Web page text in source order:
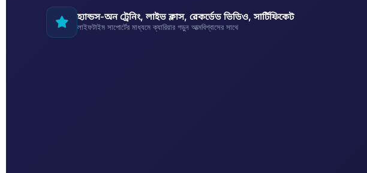
হ্যান্ডস-অন ট্রেনিং, লাইভ ক্লাস, রেকর্ডেড ভিডিও, সার্টিফিকেট
লাইফটাইম সাপোর্টের মাধ্যমে ক্যারিয়ার গড়ুন আত্মবিশ্বাসের সাথে